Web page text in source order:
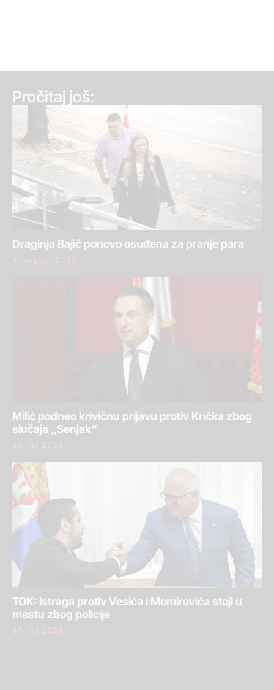
Pročitaj još:
Draginja Bajić ponovo osuđena za pranje para
4. avgust 2026.
Milić podneo krivičnu prijavu protiv Krička zbog
slučaja „Senjak“
30. jul 2026.
TOK: Istraga protiv Vesića i Momirovića stoji u
mestu zbog policije
30. jul 2026.